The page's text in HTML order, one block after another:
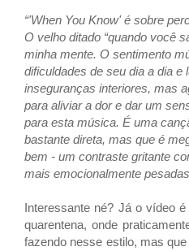
“'When You Know' é sobre
O velho ditado “quando você
minha mente.O sentimento
dificuldades de seu dia a dia e
inseguranças interiores, mas
para aliviar a dor e dar um
para esta música. É uma
bastante direta, mas que é
bem - um contraste gritante
mais emocionalmente
Interessante né? Já o vídeo
quarentena, onde
fazendo nesse estilo, mas